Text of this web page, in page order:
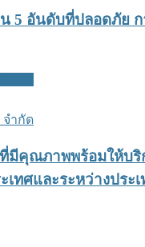
5 อันดับที่ปลอดภัย
มีคุณภาพพร้อมให้บริ
ทศและระหว่างประ